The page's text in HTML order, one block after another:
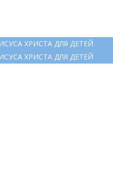
ХРИСТА ДЛЯ ДЕТЕЙ
ХРИСТА ДЛЯ ДЕТЕЙ